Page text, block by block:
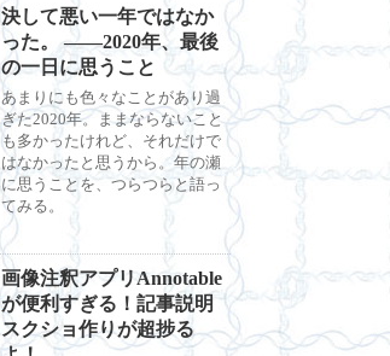
決して悪い一年ではなか
った。 ――2020年、最後
の一日に思うこと
あまりにも色々なことがあり過
ぎた2020年。ままならないこと
も多かったけれど、それだけで
はなかったと思うから。年の瀬
に思うことを、つらつらと語っ
てみる。
画像注釈アプリAnnotable
が便利すぎる！記事説明
スクショ作りが超捗る